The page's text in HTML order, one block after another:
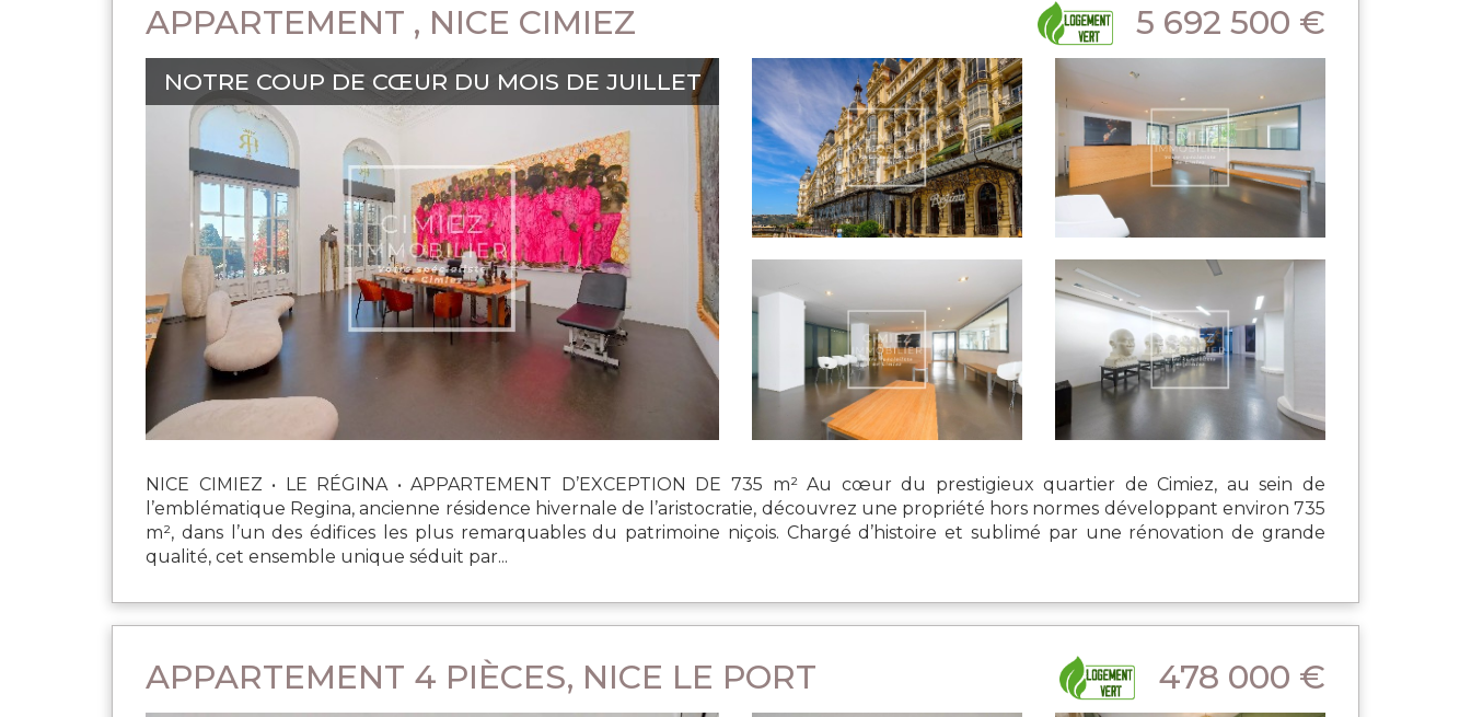
APPARTEMENT , NICE CIMIEZ 5 692 500 €
NOTRE COUP DE CŒUR DU MOIS DE JUILLET
NICE CIMIEZ • LE RÉGINA • APPARTEMENT D’EXCEPTION DE 735 m² Au cœur du prestigieux quartier de Cimiez, au sein de
l’emblématique Regina, ancienne résidence hivernale de l’aristocratie, découvrez une propriété hors normes développant environ 735
m², dans l’un des édifices les plus remarquables du patrimoine niçois. Chargé d’histoire et sublimé par une rénovation de grande
qualité, cet ensemble unique séduit par...
APPARTEMENT 4 PIÈCES, NICE LE PORT 478 000 €